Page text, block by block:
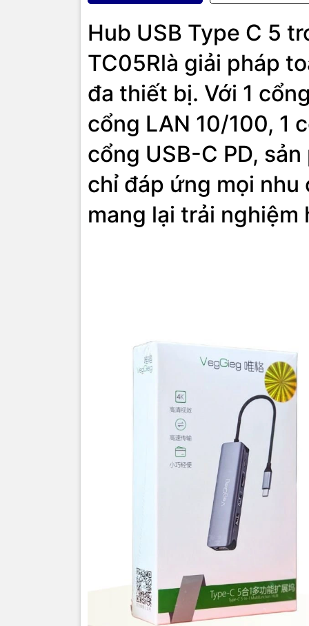
Hub USB Type C 5
TC05Rlà giải pháp
đa thiết bị. Với 1
cổng LAN 10/100, 1
cổng USB-C PD,
chỉ đáp ứng mọi nhu
mang lại trải nghiệm
Cổng